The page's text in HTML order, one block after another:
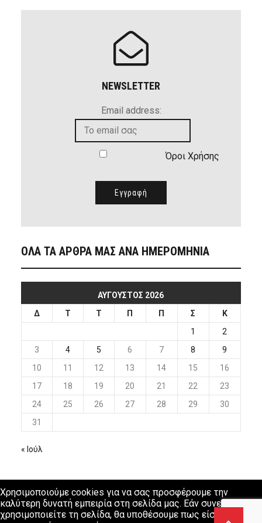
NEWSLETTER
Email address:
Όροι Χρήσης
ΟΛΑ ΤΑ ΑΡΘΡΑ ΜΑΣ ΑΝΑ ΗΜΕΡΟΜΗΝΙΑ
ΑΎΓΟΥΣΤΟΣ 2026
Δ
Τ Τ Π Π Σ
Κ
1
2
3
4 5 6 7 8
9
10
11 12 13 14 15
16
17
18 19 20 21 22
23
24
25 26 27 28 29
30
31
« Ιούλ
Χρησιμοποιούμε cookies για να σας προσφέρουμε την
καλύτερη δυνατή εμπειρία στη σελίδα μας. Εάν συνεχίσετε να
χρησιμοποιείτε τη σελίδα, θα υποθέσουμε πως είστε